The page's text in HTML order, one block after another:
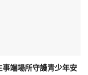
端場所守護青少年安